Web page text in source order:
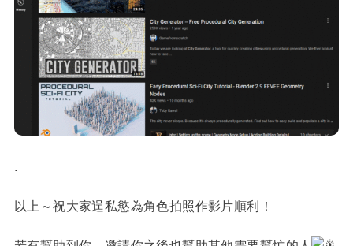
.
以上～祝大家逞私慾為角色拍照作影片順利！